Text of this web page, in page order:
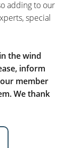
adding to our
special
the wind
inform
member
We thank